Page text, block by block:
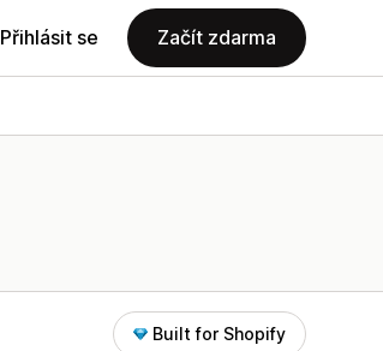
Přihlásit se Začít zdarma
Built for Shopify